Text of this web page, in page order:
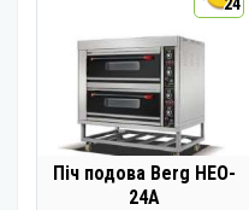
Піч подова Berg HEO-
24A